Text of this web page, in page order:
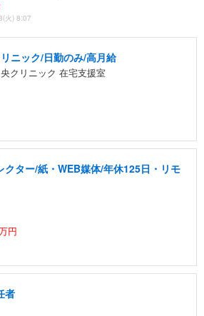
火) 8:07
ニック/日勤のみ/高月給
クリニック 在宅支援室
クター/紙・WEB媒体/年休125日・リモ
円
者